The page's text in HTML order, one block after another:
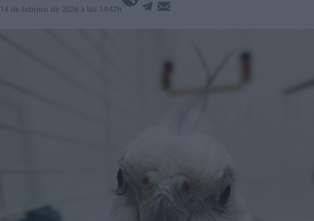
14 de febrero de 2026 a las 14:47h